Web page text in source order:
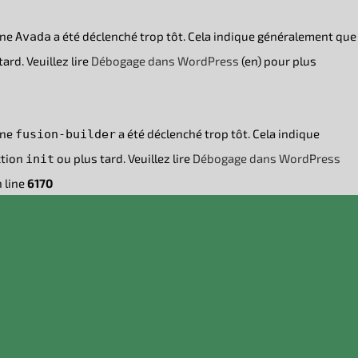
Avada a été déclenché trop tôt. Cela indique généralement que
Veuillez lire Débogage dans WordPress (en) pour plus
fusion-buildera été déclenché trop tôt. Cela indique
init ou plus tard. Veuillez lire Débogage dans WordPress
line6170